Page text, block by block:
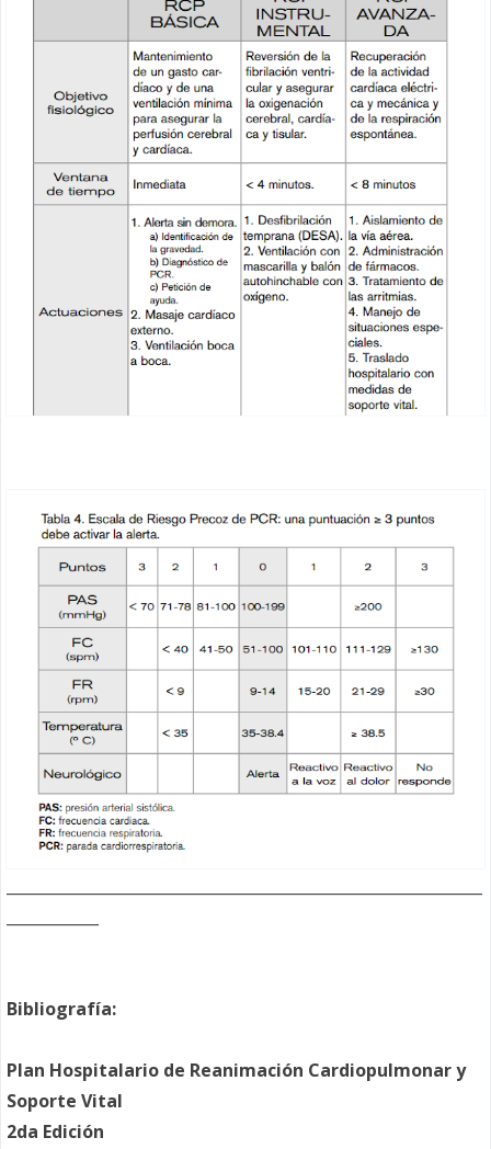
Bibliografía:
Plan Hospitalario de Reanimación Cardiopulmonar y
Soporte Vital
2da Edición